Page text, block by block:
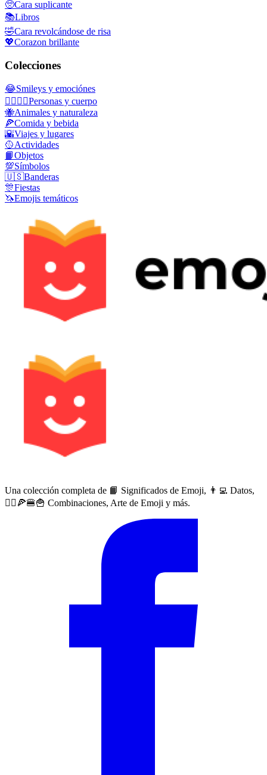
🥺Cara suplicante
📚Libros
🤣Cara revolcándose de risa
💖Corazon brillante
Colecciones
😂Smileys y emociónes
👩‍❤️‍💋‍👨Personas y cuerpo
🐝Animales y naturaleza
🍕Comida y bebida
🌇Viajes y lugares
🥎Actividades
📙Objetos
💯Símbolos
🇺🇸Banderas
🎊Fiestas
🦄Emojis temáticos
Una colección completa de 📙 Significados de Emoji, 👨‍💻 Datos,
🙅‍♀️🍕🍔🍟 Combinaciones, Arte de Emoji y más.